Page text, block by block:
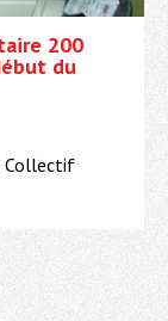
200
du
Collectif